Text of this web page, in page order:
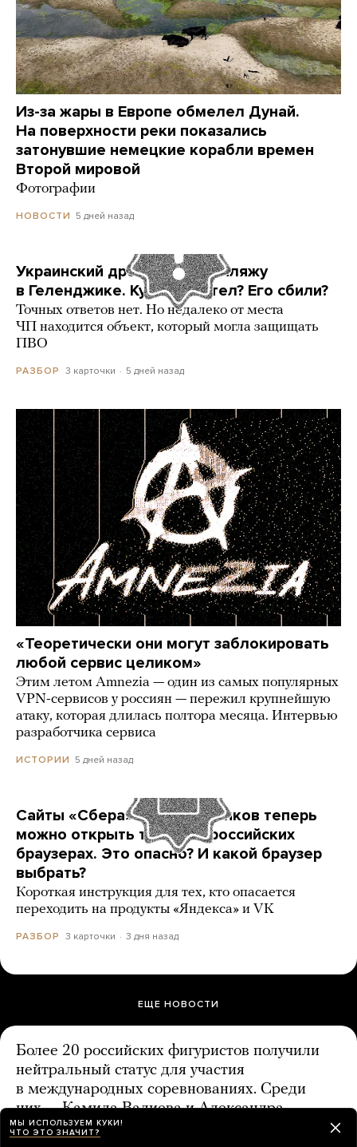
Из-за жары в Европе обмелел Дунай.
На поверхности реки показались
затонувшие немецкие корабли времен
Второй мировой
Фотографии
НОВОСТИ 5 дней назад
Украинский дрон попал по пляжу
в Геленджике. Куда он летел? Его сбили?
Точных ответов нет. Но недалеко от места
ЧП находится объект, который могла защищать
ПВО
РАЗБОР 3 карточки 5 дней назад
«Теоретически они могут заблокировать
любой сервис целиком»
Этим летом Amnezia — один из самых популярных
VPN-сервисов у россиян — пережил крупнейшую
атаку, которая длилась полтора месяца. Интервью
разработчика сервиса
ИСТОРИИ 5 дней назад
Сайты «Сбера» и других банков теперь
можно открыть только в российских
браузерах. Это опасно? И какой браузер
выбрать?
Короткая инструкция для тех, кто опасается
переходить на продукты «Яндекса» и VK
РАЗБОР 3 карточки 3 дня назад
ЕЩЕ НОВОСТИ
Более 20 российских фигуристов получили
нейтральный статус для участия
в международных соревнованиях. Среди
них — Камила Валиева и Александра
Трусова
МЫ ИСПОЛЬЗУЕМ КУКИ!
ЧТО ЭТО ЗНАЧИТ?